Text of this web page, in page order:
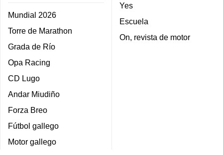
Mundial 2026
Torre de Marathon
Grada de Río
Opa Racing
CD Lugo
Andar Miudiño
Forza Breo
Fútbol gallego
Motor gallego
Yes
Escuela
On, revista de motor